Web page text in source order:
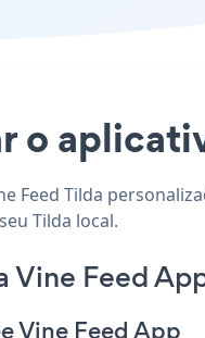
o
Feed Tilda
Tilda local.
Vine Feed
Vine Feed App